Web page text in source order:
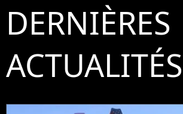
DERNIÈRES
ACTUALITÉS